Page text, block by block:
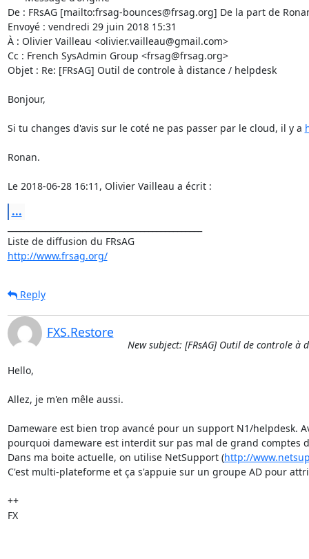
De : FRsAG [mailto:frsag-bounces@frsag.org] De la part de
Envoyé : vendredi 29 juin 2018 15:31
À : Olivier Vailleau <olivier.vailleau@gmail.com>
Cc : French SysAdmin Group <frsag@frsag.org>
Objet : Re: [FRsAG] Outil de controle à distance / helpdesk
Bonjour,
Si tu changes d'avis sur le coté ne pas passer par le cloud, il y a
Ronan.
Le 2018-06-28 16:11, Olivier Vailleau a écrit :
...
Liste de diffusion du FRsAG
http://www.frsag.org/
Reply
FXS.Restore
New subject: [FRsAG] Outil de controle à
Hello,
Allez, je m'en mêle aussi.
Dameware est bien trop avancé pour un support N1/helpdesk.
pourquoi dameware est interdit sur pas mal de grand comptes
Dans ma boite actuelle, on utilise NetSupport (http://
C'est multi-plateforme et ça s'appuie sur un groupe AD pour
++
FX